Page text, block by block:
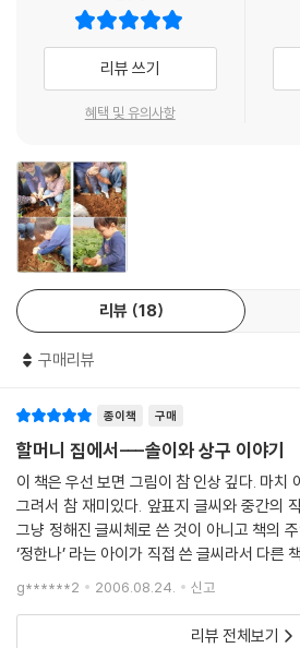
할머니랑 집으로 돌아왔더니, 엄마 아빠는 아
자고 있습니다. 나는 새끼줄로 엄마 배 때리는
박 같은 엄마, 호박 같은 동생이라도 하나 낳
껄껄 웃습니다. 엄마, 아빠는 어리둥절한 얼
어느 날 상구네 집에서 힘없는 닭 소리가 들려
달려가 봤더니 상구가 울상을 짓습니다. “솔아
키우고 있어야 엄마 아빠가 빨리 온다 했는데
잡아서 닭들에게 줍니다. 다른 닭들은 정신없
마리만 꼼짝도 하지 않습니다.
할머니한테 얘기했더니, 이질풀을 썰어서 모
다고 했습니다. 상구랑 나는 할머니가 일러 준
에게 주었습니다. 다음 날, 아빠가 차 시동을
한 달걀이 꼭 상구 마음 같습니다.
었습니다. 할머니 뒷집에 사는 상구랑도 처음
어쩌다 마주치기만 하면 바보처럼 숨어 버리
는 ‘촌뜨기’에 불과했던 거지요.
할머니를 볼 수 있다는 것만 빼면 내키는 게
며 호박 같은 작물들을 할머니 혼자 가꾸고 거
이 아니거든요.
이야기가 시작될 때만 해도 솔이는, 할머니가
는가 하면, 어리숙한 상구를 “촌뜨기!”라고 놀
간이 흐를수록 시골의 일상과 사람들에게 조
할머니를 따라다니며 재미있고 신기한 것들을
마음으로 시골을 받아들이게 된 것이지요.
* 마음으로 그려 낸 우리 농촌, 소리 없이 아
기
작은 산골 마을에서 나고 자란 작가 이영득은
대한 애정이 남다릅니다. 숲 해설가로 활동
랑스러운 농촌 이야기를 들려줍니다.
리뷰 쓰기
혜택 및 유의사항
리뷰 18
구매리뷰
종이책 구매
할머니 집에서---솔이와 상구 이야기
이 책은 우선 보면 그림이 참 인상 깊다. 마치
그려서 참 재미있다. 앞표지 글씨와 중간의
그냥 정해진 글씨체로 쓴 것이 아니고 책의 주
‘정한나’ 라는 아이가 직접 쓴 글씨라서 다른
진다. 이 책은 어른 아이 모두 좋아할 책인
g******2 2006.08.24. 신고
리뷰 전체보기